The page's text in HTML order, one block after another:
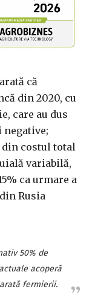
că
din 2020, cu
care au dus
costul total
variabilă,
ca urmare a
Rusia
50% de
acoperă
fermierii.